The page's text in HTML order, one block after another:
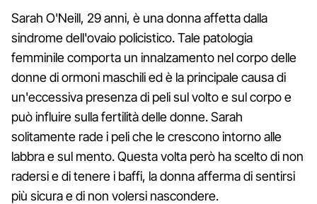
Sarah O'Neill, 29 anni, è una donna affetta dalla
sindrome dell'ovaio policistico. Tale patologia
femminile comporta un innalzamento nel corpo delle
donne di ormoni maschili ed è la principale causa di
un'eccessiva presenza di peli sul volto e sul corpo e
può influire sulla fertilità delle donne. Sarah
solitamente rade i peli che le crescono intorno alle
labbra e sul mento. Questa volta però ha scelto di non
radersi e di tenere i baffi, la donna afferma di sentirsi
più sicura e di non volersi nascondere.